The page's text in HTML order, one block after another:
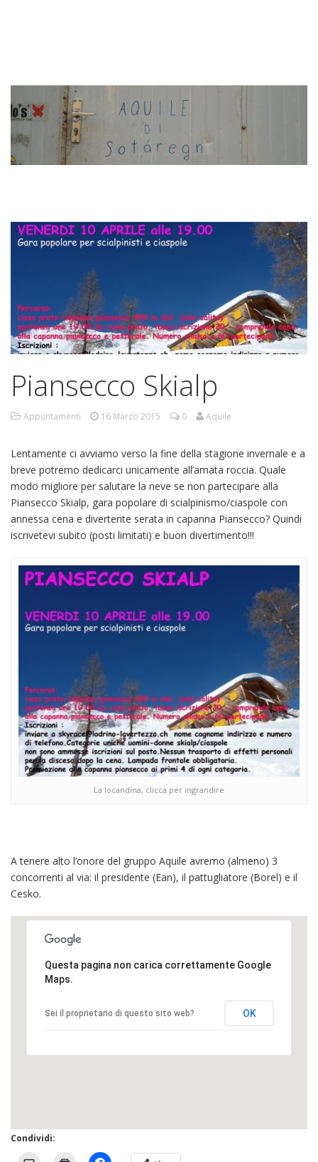
Piansecco Skialp
Appuntamenti 16 Marzo 2015 0 Aquile
Lentamente ci avviamo verso la fine della stagione invernale e a
breve potremo dedicarci unicamente all’amata roccia. Quale
modo migliore per salutare la neve se non partecipare alla
Piansecco Skialp, gara popolare di scialpinismo/ciaspole con
annessa cena e divertente serata in capanna Piansecco? Quindi
iscrivetevi subito (posti limitati) e buon divertimento!!!
La locandina, clicca per ingrandire
A tenere alto l’onore del gruppo Aquile avremo (almeno) 3
concorrenti al via: il presidente (Ean), il pattugliatore (Borel) e il
Cesko.
Questa pagina non carica correttamente Google
Maps.
Sei il proprietario di questo sito web? OK
Condividi: